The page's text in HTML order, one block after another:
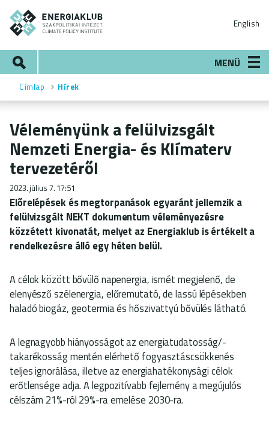
Ugrás
tartalomra
English
MENÜ
Morzsa
Címlap Hírek
Véleményünk a felülvizsgált
Nemzeti Energia- és Klímaterv
tervezetéről
2023. július 7. 17:51
Előrelépések és megtorpanások egyaránt jellemzik a
felülvizsgált NEKT dokumentum véleményezésre
közzétett kivonatát, melyet az Energiaklub is értékelt a
rendelkezésre álló egy héten belül.
A célok között bővülő napenergia, ismét megjelenő, de
elenyésző szélenergia, előremutató, de lassú lépésekben
haladó biogáz, geotermia és hőszivattyú bővülés látható.
A legnagyobb hiányosságot az energiatudatosság/-
takarékosság mentén elérhető fogyasztáscsökkenés
teljes ignorálása, illetve az energiahatékonysági célok
erőtlensége adja. A legpozitívabb fejlemény a megújulós
célszám 21%-ról 29%-ra emelése 2030-ra.